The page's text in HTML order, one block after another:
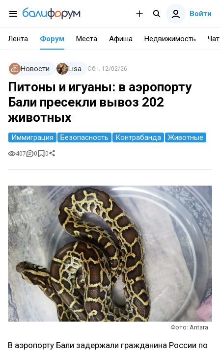
Войти
Лента Форум Места Афиша Недвижимость Чат
Новости Lisa Обн. 12/02/26
Питоны и игуаны: в аэропорту
Бали пресекли вывоз 202
животных
Иммиграция Безопасность Контрабанда Животные
407 0 0
Фото: Antara
В аэропорту Бали задержали гражданина России по